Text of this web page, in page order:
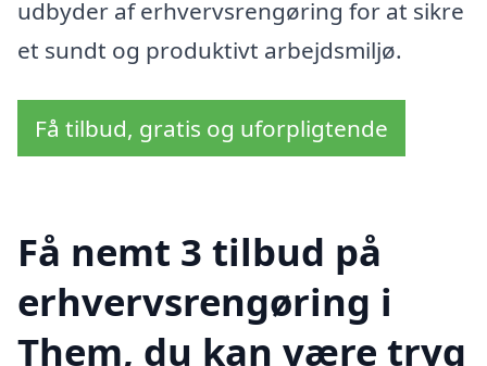
udbyder af erhvervsrengøring for at sikre
et sundt og produktivt arbejdsmiljø.
Få tilbud, gratis og uforpligtende
Få nemt 3 tilbud på
erhvervsrengøring i
Them, du kan være tryg